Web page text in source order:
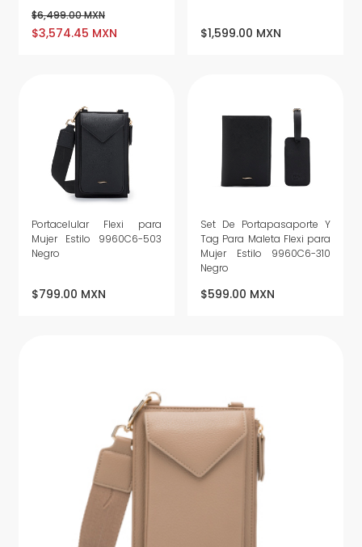
$6,499.00 MXN
$3,574.45 MXN $1,599.00 MXN
Portacelular Flexi para
Mujer Estilo 9960C6-503
Negro
$799.00 MXN
Set De Portapasaporte Y
Tag Para Maleta Flexi para
Mujer Estilo 9960C6-310
Negro
$599.00 MXN